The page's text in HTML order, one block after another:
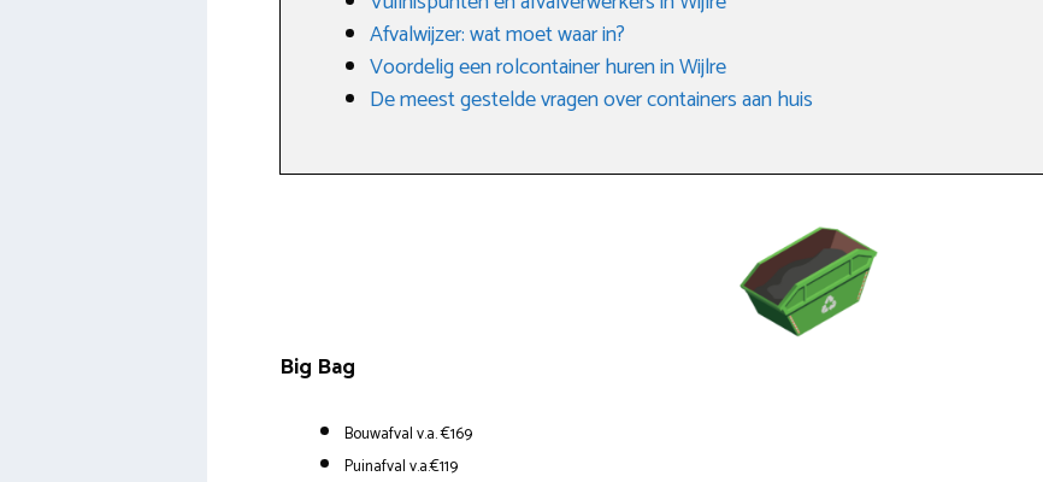
Afvalwijzer: wat moet waar in?
Voordelig een rolcontainer huren in Wijlre
De meest gestelde vragen over containers aan huis
Big Bag
Bouwafval v.a. €169
Puinafval v.a.€119